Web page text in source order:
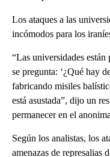
Los ataques a las
incómodos para los
“Las universidades están
se pregunta: ‘¿Qué hay
fabricando misiles
está asustada”, dijo un
permanecer en el
Según los analistas, los
amenazas de represalias